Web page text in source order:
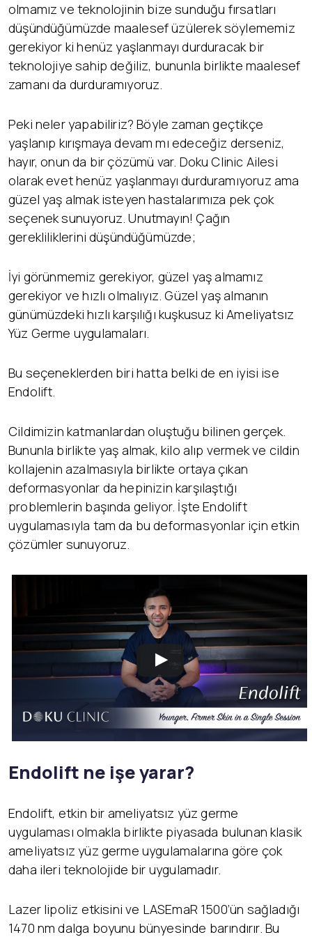
olmamız ve teknolojinin bize sunduğu fırsatları
düşündüğümüzde maalesef üzülerek söylememiz
gerekiyor ki henüz yaşlanmayı durduracak bir
teknolojiye sahip değiliz, bununla birlikte maalesef
zamanı da durduramıyoruz.
Peki neler yapabiliriz? Böyle zaman geçtikçe
yaşlanıp kırışmaya devam mı edeceğiz derseniz,
hayır, onun da bir çözümü var. Doku Clinic Ailesi
olarak evet henüz yaşlanmayı durduramıyoruz ama
güzel yaş almak isteyen hastalarımıza pek çok
seçenek sunuyoruz. Unutmayın! Çağın
gerekliliklerini düşündüğümüzde;
İyi görünmemiz gerekiyor, güzel yaş almamız
gerekiyor ve hızlı olmalıyız. Güzel yaş almanın
günümüzdeki hızlı karşılığı kuşkusuz ki Ameliyatsız
Yüz Germe uygulamaları.
Bu seçeneklerden biri hatta belki de en iyisi ise
Endolift.
Cildimizin katmanlardan oluştuğu bilinen gerçek.
Bununla birlikte yaş almak, kilo alıp vermek ve cildin
kollajenin azalmasıyla birlikte ortaya çıkan
deformasyonlar da hepinizin karşılaştığı
problemlerin başında geliyor. İşte Endolift
uygulamasıyla tam da bu deformasyonlar için etkin
çözümler sunuyoruz.
Endolift ne işe yarar?
Endolift, etkin bir ameliyatsız yüz germe
uygulaması olmakla birlikte piyasada bulunan klasik
ameliyatsız yüz germe uygulamalarına göre çok
daha ileri teknolojide bir uygulamadır.
Lazer lipoliz etkisini ve LASEmaR 1500’ün sağladığı
1470 nm dalga boyunu bünyesinde barındırır. Bu